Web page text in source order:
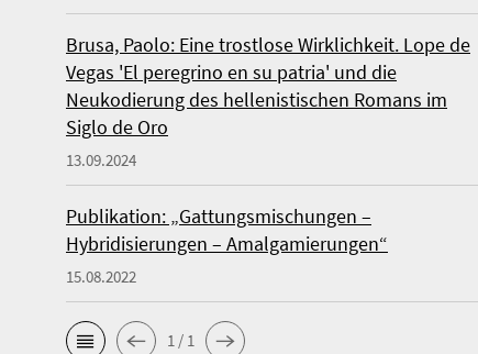
Brusa, Paolo: Eine trostlose Wirklichkeit. Lope de
Vegas 'El peregrino en su patria' und die
Neukodierung des hellenistischen Romans im
Siglo de Oro
13.09.2024
Publikation: „Gattungsmischungen –
Hybridisierungen – Amalgamierungen“
15.08.2022
1 / 1